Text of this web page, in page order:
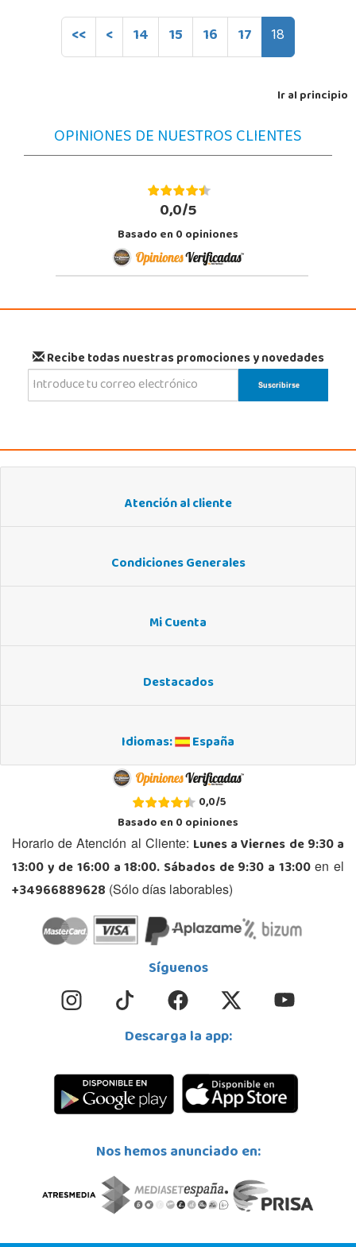
<< < 14 15 16 17 18
Ir al principio
OPINIONES DE NUESTROS CLIENTES
0,0/5
Basado en0opiniones
Recibe todas nuestras promociones y novedades
Atención al cliente
Condiciones Generales
Mi Cuenta
Destacados
Idiomas: España
0,0/5
Basado en0opiniones
Horario de Atención al Cliente: Lunes a Viernes de 9:30 a
13:00 y de 16:00 a 18:00. Sábados de 9:30 a 13:00en el
+34966889628 (Sólo días laborables)
Síguenos
Descarga la app:
Nos hemos anunciado en: